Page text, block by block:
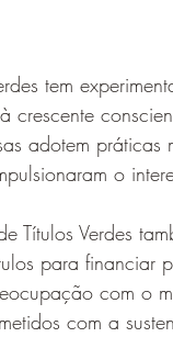
tem
crescente
adotem práticas
o
Títulos Verdes
para financiar
com o
com a